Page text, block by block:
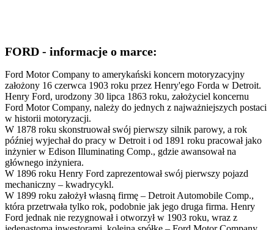
FORD - informacje o marce:
Ford Motor Company to amerykański koncern motoryzacyjny
założony 16 czerwca 1903 roku przez Henry'ego Forda w Detroit.
Henry Ford, urodzony 30 lipca 1863 roku, założyciel koncernu
Ford Motor Company, należy do jednych z najważniejszych postaci
w historii motoryzacji.
W 1878 roku skonstruował swój pierwszy silnik parowy, a rok
później wyjechał do pracy w Detroit i od 1891 roku pracował jako
inżynier w Edison Illuminating Comp., gdzie awansował na
głównego inżyniera.
W 1896 roku Henry Ford zaprezentował swój pierwszy pojazd
mechaniczny – kwadrycykl.
W 1899 roku założył własną firmę – Detroit Automobile Comp.,
która przetrwała tylko rok, podobnie jak jego druga firma. Henry
Ford jednak nie rezygnował i otworzył w 1903 roku, wraz z